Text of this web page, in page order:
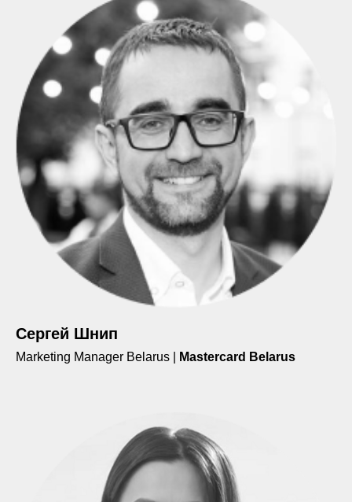
Сергей Шнип
Marketing Manager Belarus | Mastercard Belarus